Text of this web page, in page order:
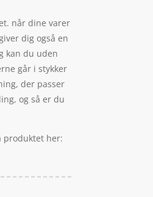
når dine varer
dig også en
kan du uden
går i stykker
der passer
og så er du
produktet her: